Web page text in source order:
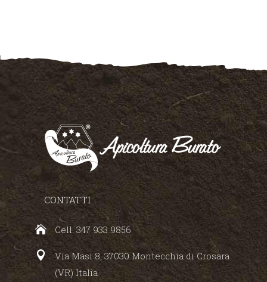
CONTATTI
Cell. 347 933 9856
Via Masi 8, 37030 Montecchia di Crosara
(VR) Italia